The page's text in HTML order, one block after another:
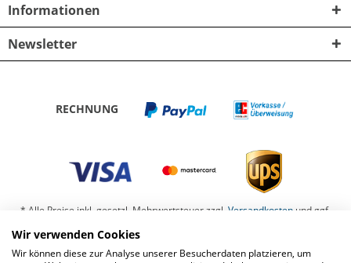
Informationen
Newsletter
RECHNUNG
* Alle Preise inkl. gesetzl. Mehrwertsteuer zzgl. Versandkosten und ggf.
Nachnahmegebühren, wenn nicht anders beschrieben
Barrierefreiheit Kontaktformular Datenschutz
Wir verwenden Cookies
Wir können diese zur Analyse unserer Besucherdaten platzieren, um